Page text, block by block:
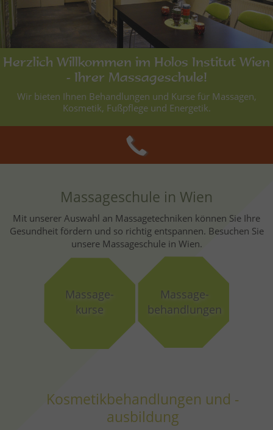
Herzlich Willkommen im Holos Institut Wien
- Ihrer Massageschule!
Wir bieten Ihnen Behandlungen und Kurse für Massagen,
Kosmetik, Fußpflege und Energetik.
Massageschule in Wien
Mit unserer Auswahl an Massagetechniken können Sie Ihre
Gesundheit fördern und so richtig entspannen. Besuchen Sie
unsere Massageschule in Wien.
Massage-
kurse
Massage-
behandlungen
Kosmetikbehandlungen und -
ausbildung